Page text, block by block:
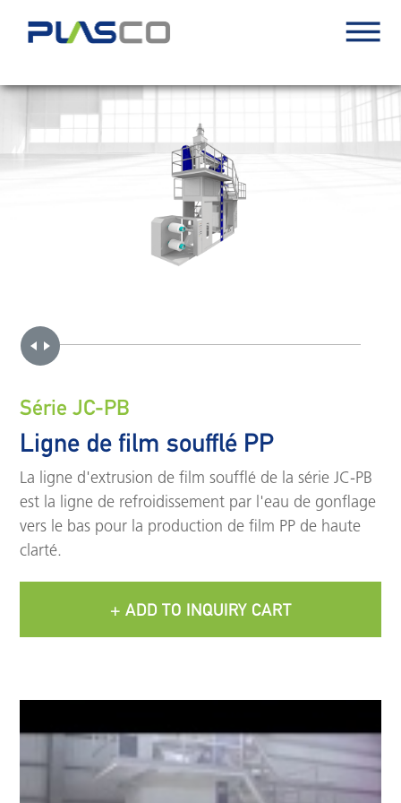
Série JC-PB
Ligne de film soufflé PP
La ligne d'extrusion de film soufflé de la série JC-PB
est la ligne de refroidissement par l'eau de gonflage
vers le bas pour la production de film PP de haute
clarté.
+ ADD TO INQUIRY CART